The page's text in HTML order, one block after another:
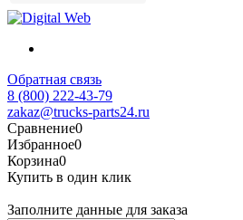
Обратная связь
8 (800) 222-43-79
zakaz@trucks-parts24.ru
Сравнение0
Избранное0
Корзина0
Купить в один клик
Заполните данные для заказа